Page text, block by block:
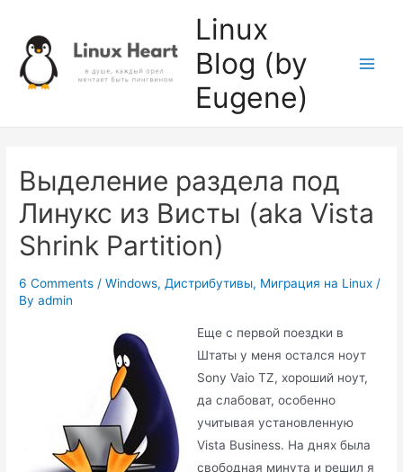
content
Linux
Blog (by
Eugene)
Выделение раздела под
Линукс из Висты (aka Vista
Shrink Partition)
6 Comments /Windows,Дистрибутивы, Миграция на Linux /
Byadmin
Еще с первой поездки в
Штаты у меня остался ноут
Sony Vaio TZ, хороший ноут,
да слабоват, особенно
учитывая установленную
Vista Business. На днях была
свободная минута и решил я